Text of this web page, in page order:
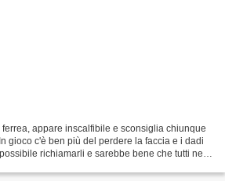
appare inscalfibile e sconsiglia chiunque
gioco c'è ben più del perdere la faccia e i dadi
richiamarli e sarebbe bene che tutti ne